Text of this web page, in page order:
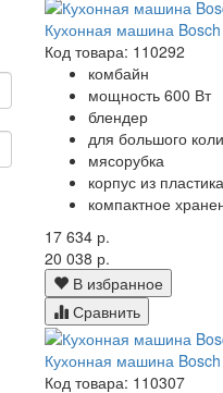
Кухонная машина
Код товара: 110292
комбайн
мощность 600 Вт
блендер
для большого
мясорубка
корпус из пластика
компактное
17 634 р.
20 038 р.
В избранное
Сравнить
Кухонная машина
Код товара: 110307